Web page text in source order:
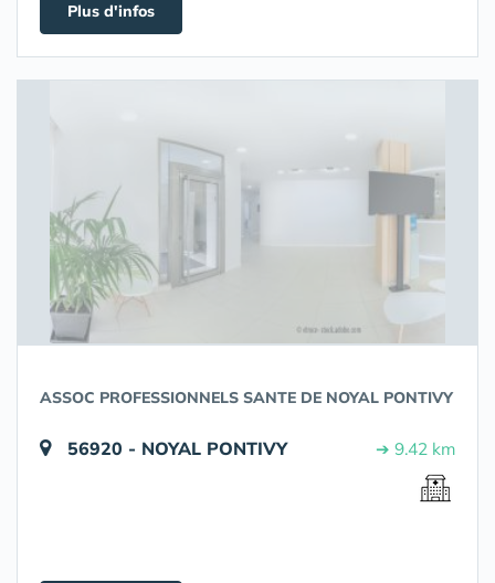
Plus d'infos
ASSOC PROFESSIONNELS SANTE DE NOYAL PONTIVY
56920 - NOYAL PONTIVY ➔ 9.42 km